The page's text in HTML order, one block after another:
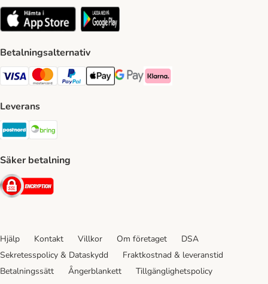
Betalningsalternativ
VISA Payment Method
Mastercard Payment Method
Paypal Payment Method
Apple Pay Payment Method
Google Pay Payment Method
Klarna Payment Method
Leverans
Postnord Shipping Method
Säker betalning
Security
Hjälp Kontakt Villkor Om företaget
DSA
Sekretesspolicy & Dataskydd
Fraktkostnad & leveranstid
Betalningssätt
Ångerblankett Tillgänglighetspolicy